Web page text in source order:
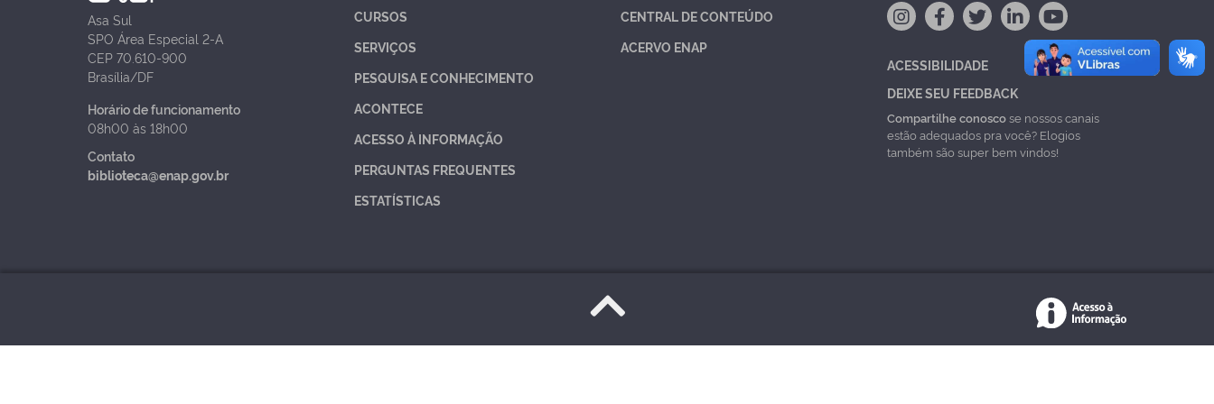
Asa Sul
SPO Área Especial 2-A
CEP 70.610-900
Brasília/DF
Horário de funcionamento
08h00 às 18h00
Contato
biblioteca@enap.gov.br
CURSOS
SERVIÇOS
PESQUISA E CONHECIMENTO
ACONTECE
ACESSO À INFORMAÇÃO
PERGUNTAS FREQUENTES
ESTATÍSTICAS
CENTRAL DE CONTEÚDO
ACERVO ENAP
ACESSIBILIDADE
DEIXE SEU FEEDBACK
Compartilhe conoscose nossos canais
estão adequados pra você? Elogios
também são super bem vindos!